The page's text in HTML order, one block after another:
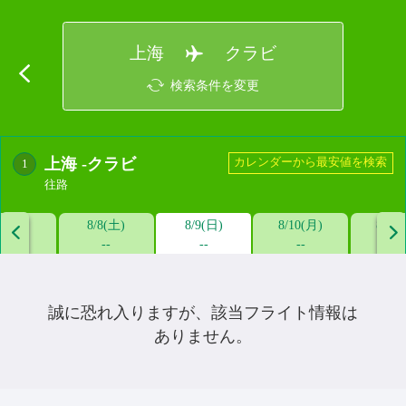
上海 クラビ
検索条件を変更
1 上海 -クラビ
往路
カレンダーから最安値を検索

金)
8/8(土)
--
8/9(日)
--
8/10(月)
--
8/

誠に恐れ入りますが、該当フライト情報は
ありません。